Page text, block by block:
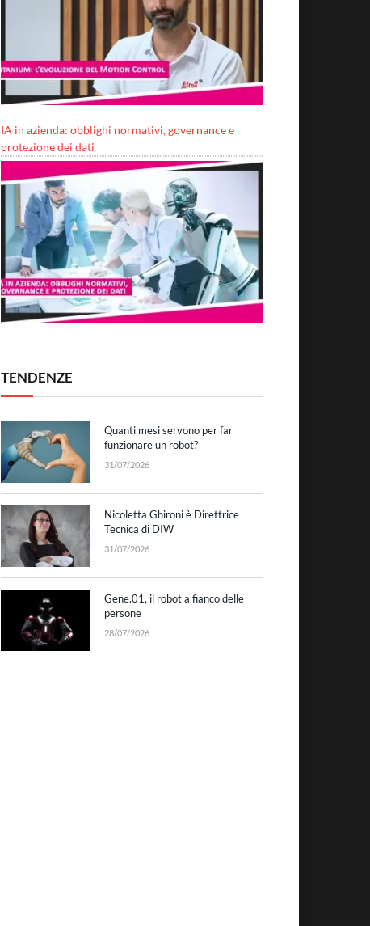
IA in azienda: obblighi normativi, governance e
protezione dei dati
TENDENZE
Quanti mesi servono per far
funzionare un robot?
31/07/2026
Nicoletta Ghironi è Direttrice
Tecnica di DIW
31/07/2026
Gene.01, il robot a fianco delle
persone
28/07/2026